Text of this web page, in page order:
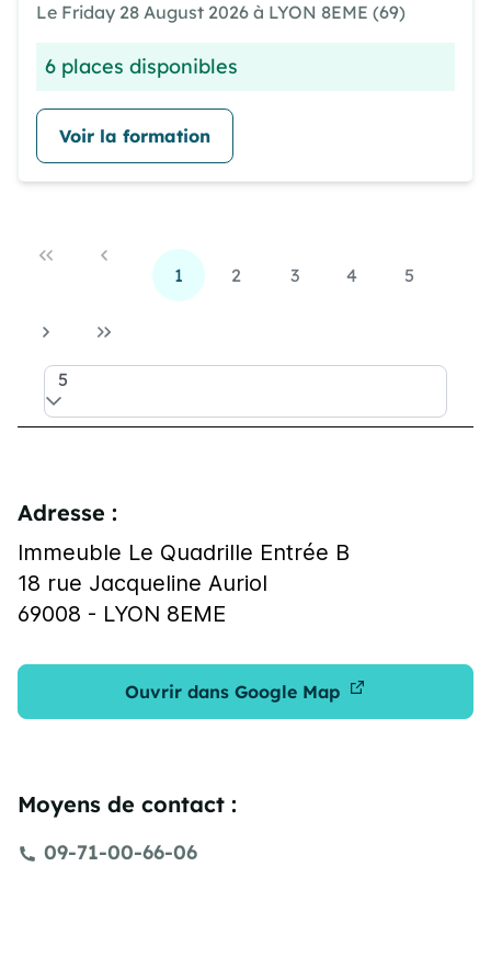
Le Friday 28 August 2026 à LYON 8EME (69)
6 places disponibles
Voir la formation
1 2 3 4 5
5
Adresse :
Immeuble Le Quadrille Entrée B
18 rue Jacqueline Auriol
69008 - LYON 8EME
Ouvrir dans Google Map
Moyens de contact :
09-71-00-66-06